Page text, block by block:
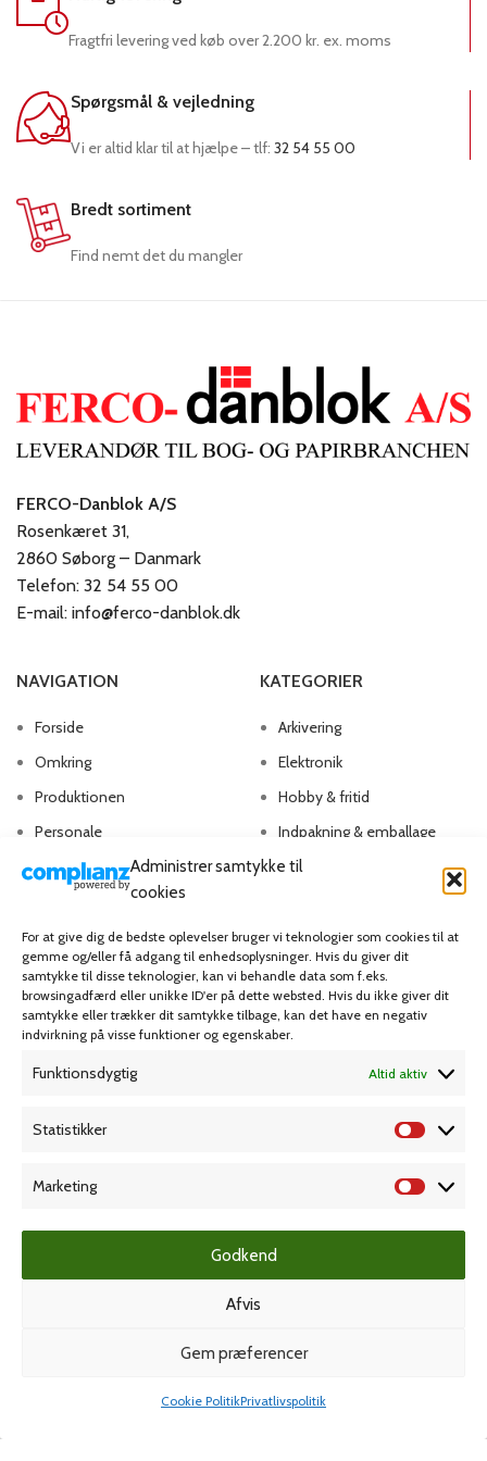
Administrer samtykke til
cookies
For at give dig de bedste oplevelser bruger vi teknologier som cookies til at
gemme og/eller få adgang til enhedsoplysninger. Hvis du giver dit
samtykke til disse teknologier, kan vi behandle data som f.eks.
browsingadfærd eller unikke ID'er på dette websted. Hvis du ikke giver dit
samtykke eller trækker dit samtykke tilbage, kan det have en negativ
indvirkning på visse funktioner og egenskaber.
Funktionsdygtig Altid aktiv
Statistikker
Marketing
Godkend
Afvis
Gem præferencer
Cookie PolitikPrivatlivspolitik
Fragtfri levering ved køb over 2.200 kr. ex. moms
Spørgsmål & vejledning
Vi er altid klar til at hjælpe – tlf: 32 54 55 00
Bredt sortiment
Find nemt det du mangler
FERCO-Danblok A/S
Rosenkæret 31,
2860 Søborg – Danmark
Telefon: 32 54 55 00
E-mail: info@ferco-danblok.dk
NAVIGATION
Forside
Omkring
Produktionen
Personale
Kontakt os
KATEGORIER
Arkivering
Elektronik
Hobby & fritid
Indpakning & emballage
Kontorartikler
Skriveartikler
Spil & lotteri
MIN KONTO
Kontoinformationer
Favoritliste
KUNDESERVICE
Handelsbetingelser
Cookie Politik (EU)
KAMPAGNE